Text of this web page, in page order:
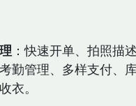
：快速开单、拍照描
勤管理、多样支付、
衣。